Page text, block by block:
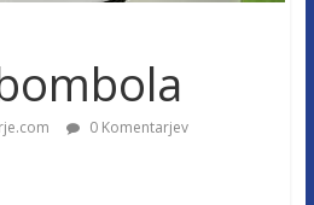
0 Komentarjev